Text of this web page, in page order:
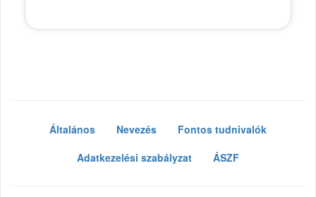
Általános Nevezés
Fontos tudnivalók
Adatkezelési szabályzat
ÁSZF